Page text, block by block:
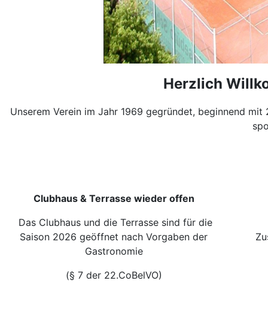
Herzlich
Unserem Verein im Jahr 1969 gegründet, beginnend
Clubhaus & Terrasse wieder offen
Das Clubhaus und die Terrasse sind für die
Saison 2026 geöffnet nach Vorgaben der
Gastronomie
(§ 7 der 22.CoBelVO)